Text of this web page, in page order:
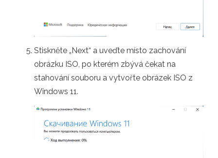
Stiskněte „Next“ a uveďte místo zachování
obrázku ISO, po kterém zbývá čekat na
stahování souboru a vytvořte obrázek ISO z
Windows 11.